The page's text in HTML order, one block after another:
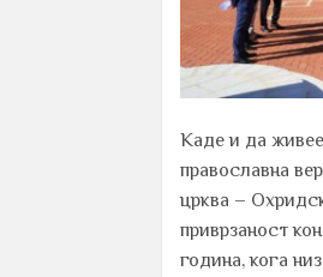
Каде и да
православна
црква –
приврзаност
година, кога